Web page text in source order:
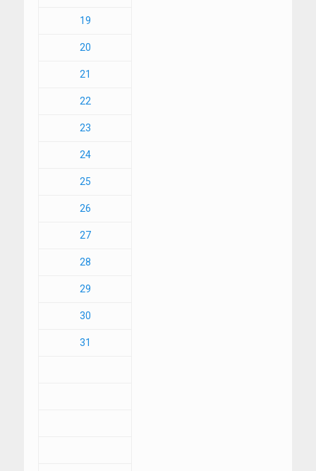
19
20
21
22
23
24
25
26
27
28
29
30
31